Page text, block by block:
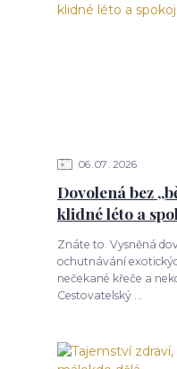
06 07 2026
Dovolená bez
klidné léto a
Znáte to. Vysněná
ochutnávání
nečekané křeče a
Cestovatelský ...